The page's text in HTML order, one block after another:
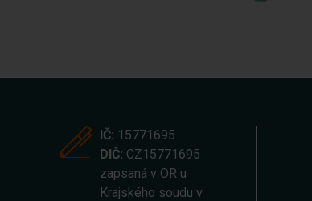
IČ: 15771695
DIČ: CZ15771695
zapsaná v OR u
Krajského soudu v